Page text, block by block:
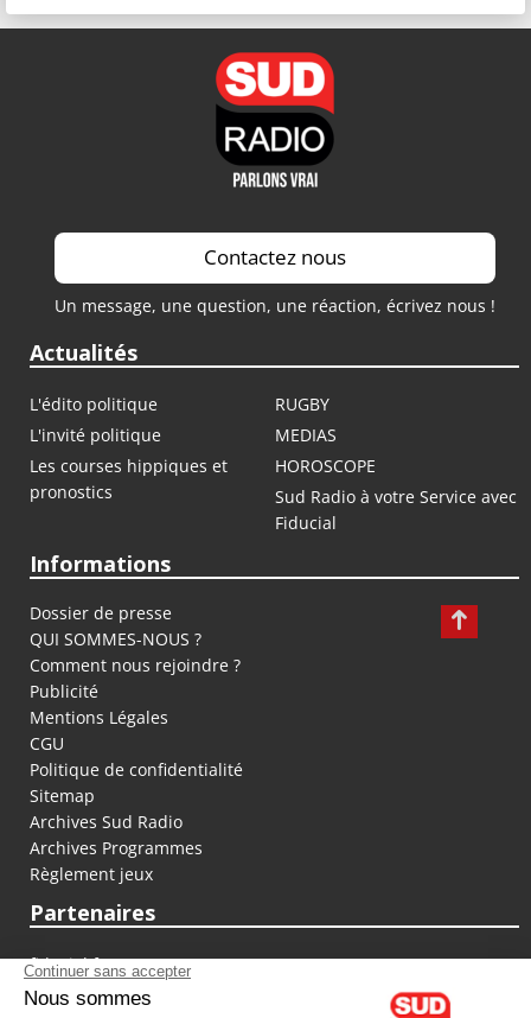
Contactez nous
Un message, une question, une réaction, écrivez nous !
Actualités
L'édito politique
RUGBY
L'invité politique
MEDIAS
Les courses hippiques et
pronostics
HOROSCOPE
Sud Radio à votre Service avec
Fiducial
Informations
Dossier de presse
QUI SOMMES-NOUS ?
Comment nous rejoindre ?
Publicité
Mentions Légales
CGU
Politique de confidentialité
Sitemap
Archives Sud Radio
Archives Programmes
Règlement jeux
Partenaires
fiducial.fr
lyoncapitale.fr